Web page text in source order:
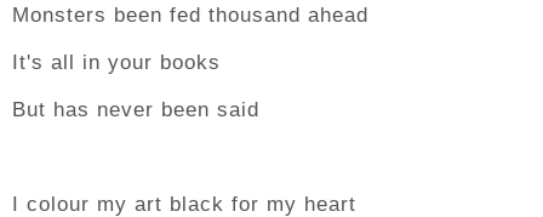
Monsters been fed thousand ahead
It's all in your books
But has never been said
I colour my art black for my heart